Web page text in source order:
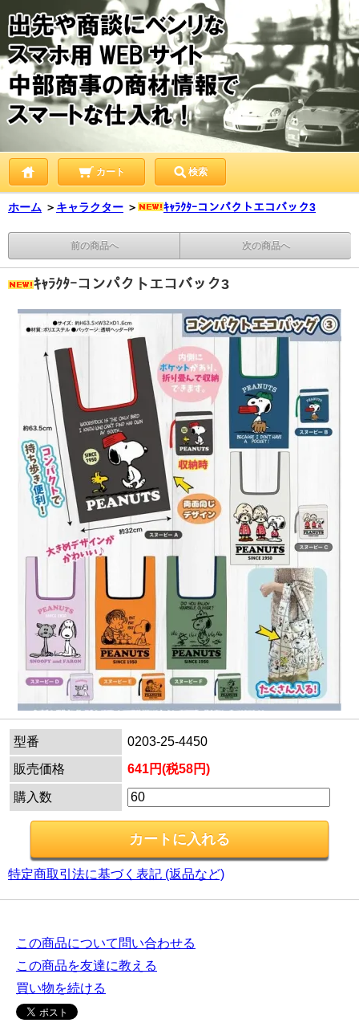
カート 検索
ホーム ＞ キャラクター ＞ ｷｬﾗｸﾀｰコンパクトエコバック3
前の商品へ 次の商品へ
ｷｬﾗｸﾀｰコンパクトエコバック3
型番
0203-25-4450
販売価格
641円(税58円)
購入数
特定商取引法に基づく表記 (返品など)
この商品について問い合わせる
この商品を友達に教える
買い物を続ける